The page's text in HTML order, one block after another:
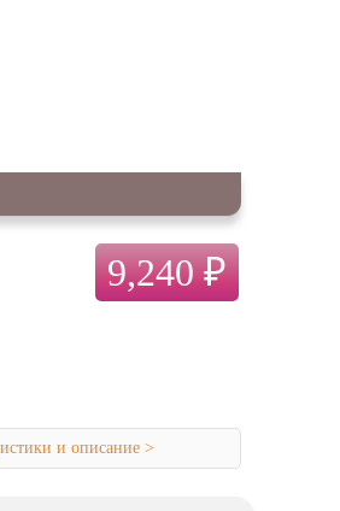
и описание >
9,240 ₽